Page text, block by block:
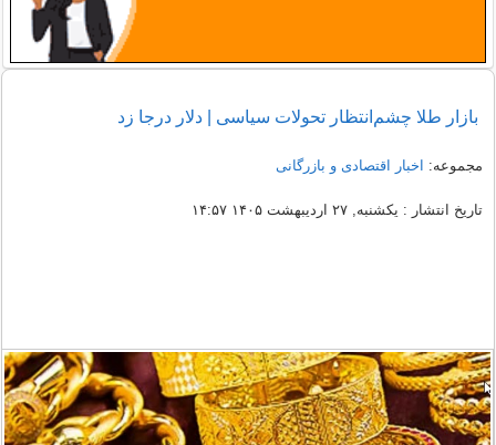
بازار طلا چشم‌انتظار تحولات سیاسی | دلار درجا زد
مجموعه: اخبار اقتصادی و بازرگانی
تاریخ انتشار : یکشنبه, ۲۷ اردیبهشت ۱۴۰۵ ۱۴:۵۷